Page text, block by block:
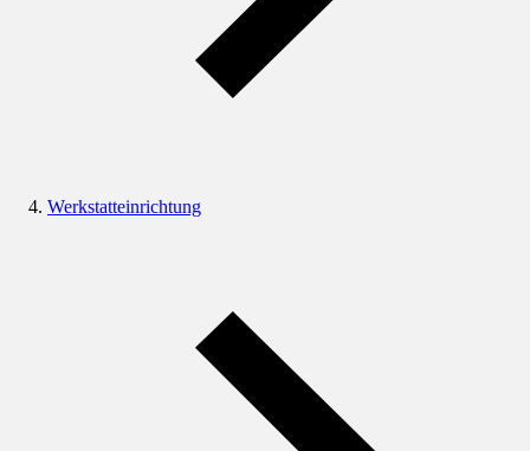
Werkstatteinrichtung